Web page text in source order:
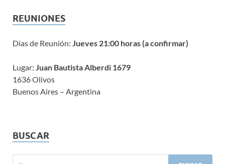
REUNIONES
Días de Reunión: Jueves 21:00 horas (a confirmar)
Lugar: Juan Bautista Alberdi 1679
1636 Olivos
Buenos Aires – Argentina
BUSCAR